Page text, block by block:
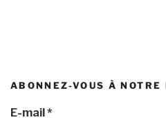
ABONNEZ-VOUS À NOTRE
E-mail*